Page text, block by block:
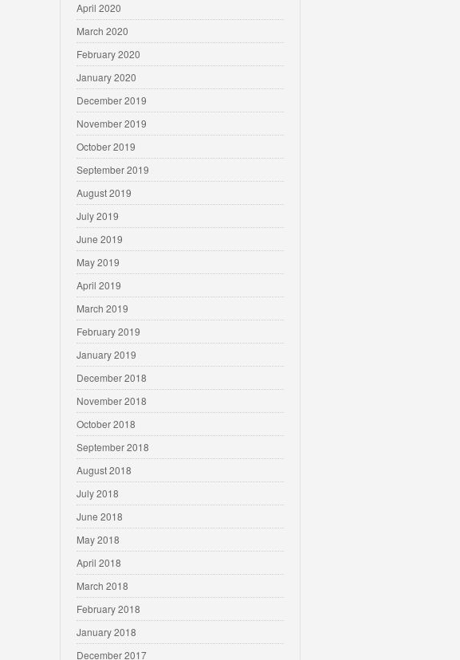
April 2020
March 2020
February 2020
January 2020
December 2019
November 2019
October 2019
September 2019
August 2019
July 2019
June 2019
May 2019
April 2019
March 2019
February 2019
January 2019
December 2018
November 2018
October 2018
September 2018
August 2018
July 2018
June 2018
May 2018
April 2018
March 2018
February 2018
January 2018
December 2017